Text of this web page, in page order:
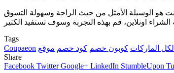
هو الوسيلة الأمثل من حيث الراحة وسهولة التسوق
Tags
Coupaeon
الماركات كوبون خصم كود خصم
Share
Facebook Twitter Google+ LinkedIn StumbleUpon